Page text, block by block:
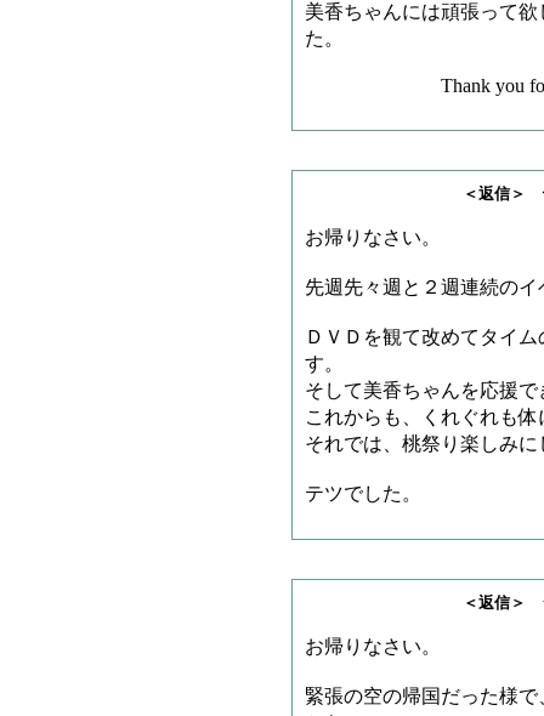
美香ちゃんには頑張って
た。
Thank you for an
＜返信＞ テツさ
お帰りなさい。
先週先々週と２週連続の
ＤＶＤを観て改めてタイ
す。
そして美香ちゃんを応援
これからも、くれぐれも
それでは、桃祭り楽しみ
テツでした。
＜返信＞ ジャリゴ
お帰りなさい。
緊張の空の帰国だった様